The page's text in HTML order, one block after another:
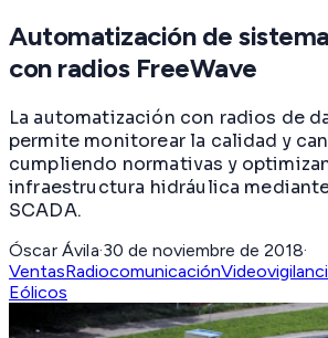
Automatización de
con radios FreeWave
La automatización con radios de
permite monitorear la calidad y
cumpliendo normativas y
infraestructura hidráulica
SCADA.
Óscar Ávila·30 de noviembre de 2018·
VentasRadiocomunicación
Eólicos